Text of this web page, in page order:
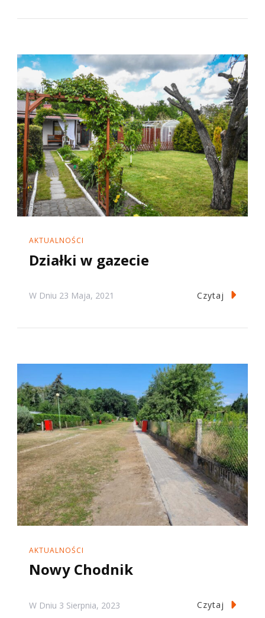
AKTUALNOŚCI
Działki w gazecie
W Dniu 23 Maja, 2021 Czytaj
AKTUALNOŚCI
Nowy Chodnik
W Dniu 3 Sierpnia, 2023 Czytaj